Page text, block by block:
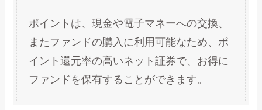
ポイントは、現金や電子マネーへの交換、
またファンドの購入に利用可能なため、ポ
イント還元率の高いネット証券で、お得に
ファンドを保有することができます。